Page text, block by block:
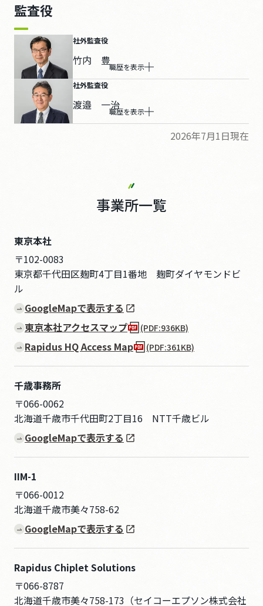
監査役
社外監査役
竹内 豊職歴を表示
社外監査役
渡邉 一治職歴を表示
2026年7月1日現在
事業所一覧
東京本社
〒102-0083
東京都千代田区麹町4丁目1番地 麹町ダイヤモンドビ
ル
GoogleMapで表示する
東京本社アクセスマップ
(PDF:936KB)
Rapidus HQ Access Map (PDF:361KB)
千歳事務所
〒066-0062
北海道千歳市千代田町2丁目16 NTT千歳ビル
GoogleMapで表示する
IIM-1
〒066-0012
北海道千歳市美々758-62
GoogleMapで表示する
Rapidus Chiplet Solutions
〒066-8787
北海道千歳市美々758-173（セイコーエプソン株式会社